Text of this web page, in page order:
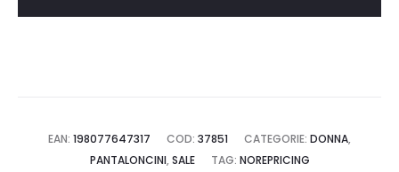
EAN: 198077647317 COD: 37851 CATEGORIE: DONNA,
PANTALONCINI, SALE TAG: NOREPRICING